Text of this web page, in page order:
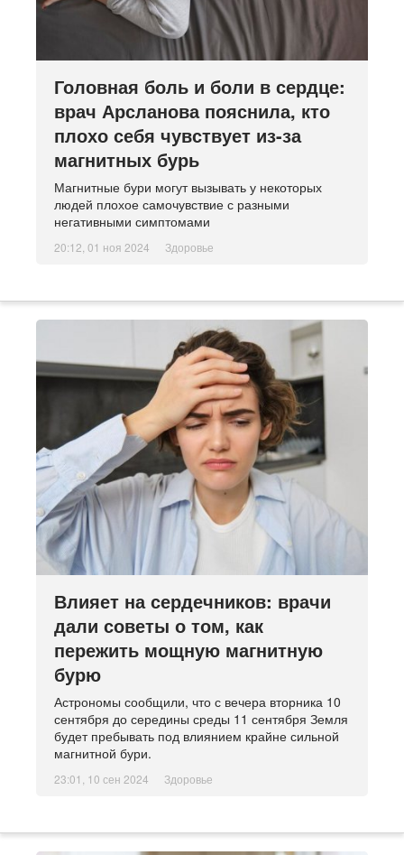
Головная боль и боли в сердце:
врач Арсланова пояснила, кто
плохо себя чувствует из-за
магнитных бурь
Магнитные бури могут вызывать у некоторых
людей плохое самочувствие с разными
негативными симптомами
20:12, 01 ноя 2024 Здоровье
Влияет на сердечников: врачи
дали советы о том, как
пережить мощную магнитную
бурю
Астрономы сообщили, что с вечера вторника 10
сентября до середины среды 11 сентября Земля
будет пребывать под влиянием крайне сильной
магнитной бури.
23:01, 10 сен 2024 Здоровье